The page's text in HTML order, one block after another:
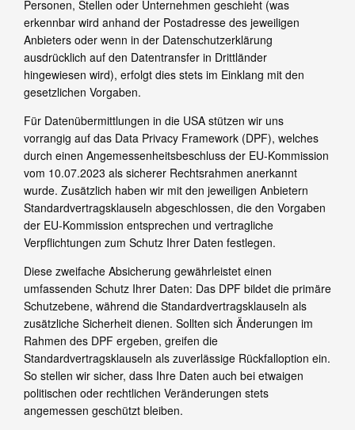
Personen, Stellen oder Unternehmen geschieht (was
erkennbar wird anhand der Postadresse des jeweiligen
Anbieters oder wenn in der Datenschutzerklärung
ausdrücklich auf den Datentransfer in Drittländer
hingewiesen wird), erfolgt dies stets im Einklang mit den
gesetzlichen Vorgaben.
Für Datenübermittlungen in die USA stützen wir uns
vorrangig auf das Data Privacy Framework (DPF), welches
durch einen Angemessenheitsbeschluss der EU-Kommission
vom 10.07.2023 als sicherer Rechtsrahmen anerkannt
wurde. Zusätzlich haben wir mit den jeweiligen Anbietern
Standardvertragsklauseln abgeschlossen, die den Vorgaben
der EU-Kommission entsprechen und vertragliche
Verpflichtungen zum Schutz Ihrer Daten festlegen.
Diese zweifache Absicherung gewährleistet einen
umfassenden Schutz Ihrer Daten: Das DPF bildet die primäre
Schutzebene, während die Standardvertragsklauseln als
zusätzliche Sicherheit dienen. Sollten sich Änderungen im
Rahmen des DPF ergeben, greifen die
Standardvertragsklauseln als zuverlässige Rückfalloption ein.
So stellen wir sicher, dass Ihre Daten auch bei etwaigen
politischen oder rechtlichen Veränderungen stets
angemessen geschützt bleiben.